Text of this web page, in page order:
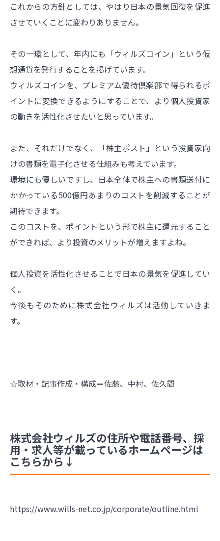
これからの方針としては、やはり日本の景気回復を促進
させていくことに変わりありません。
その一環として、年内にも「ウィルズコイン」という仮
想通貨を発行することを掲げています。
ウィルズコインを、プレミアム優待倶楽部で得られるポ
イントに変換できるようにすることで、より個人投資家
の動きを活性化させたいと思っています。
また、それだけでなく、「株主ポスト」という投資家向
けの書類を電子化させる仕組みも考えています。
環境にも優しいですし、日本全体で株主への書類送付に
かかっている500億円あまりのコストを削減することが
期待できます。
このコストを、ポイントという形で株主に還元すること
ができれば、より投資のメリットが増えますよね。
個人投資を活性化させることで日本の景気を促進してい
く。
今後もそのために株式会社ウィルズは活動していきま
す。
☆取材・記事作成・構成＝佐藤、中村、佐久間
株式会社ウィルズの住所や電話番号、採
用・求人等が載っているホームページは
こちらから↓
https://www.wills-net.co.jp/corporate/outline.html